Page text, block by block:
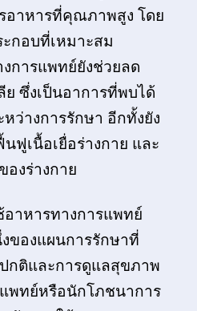
อาหารที่คุณภาพสูง โดย
กอบที่เหมาะสม
การแพทย์ยังช่วยลด
ซึ่งเป็นอาการที่พบได้
หว่างการรักษา อีกทั้งยัง
ฟูเนื้อเยื่อร่างกาย และ
งร่างกาย
อาหารทางการแพทย์
ของแผนการรักษาที่
กติและการดูแลสุขภาพ
พทย์หรือนักโภชนาการ